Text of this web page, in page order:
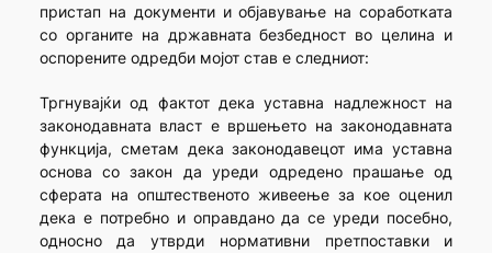
пристап на документи и објавување на соработката
со органите на државната безбедност во целина и
оспорените одредби мојот став е следниот:
Тргнувајќи од фактот дека уставна надлежност на
законо­дав­ната власт е вршењето на законодавната
функција, сметам дека законо­давецот има уставна
основа со закон да уреди одредено прашање од
сферата на општественото живеење за кое оценил
дека е потребно и оправдано да се уреди посебно,
односно да утврди нормативни претпос­тавки и